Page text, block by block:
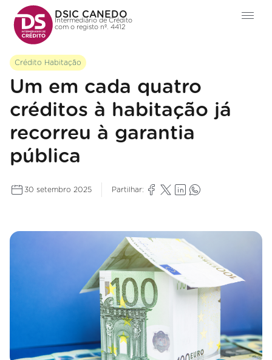
DSIC CANEDO
Intermediário de Crédito
com o registo nº. 4412
Crédito Habitação
Um em cada quatro
créditos à habitação já
recorreu à garantia
pública
30 setembro 2025 Partilhar: